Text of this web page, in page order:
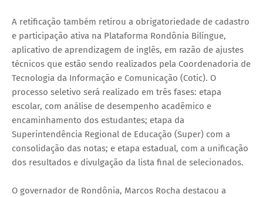
A retificação também retirou a obrigatoriedade de cadastro
e participação ativa na Plataforma Rondônia Bilíngue,
aplicativo de aprendizagem de inglês, em razão de ajustes
técnicos que estão sendo realizados pela Coordenadoria de
Tecnologia da Informação e Comunicação (Cotic). O
processo seletivo será realizado em três fases: etapa
escolar, com análise de desempenho acadêmico e
encaminhamento dos estudantes; etapa da
Superintendência Regional de Educação (Super) com a
consolidação das notas; e etapa estadual, com a unificação
dos resultados e divulgação da lista final de selecionados.
O governador de Rondônia, Marcos Rocha destacou a